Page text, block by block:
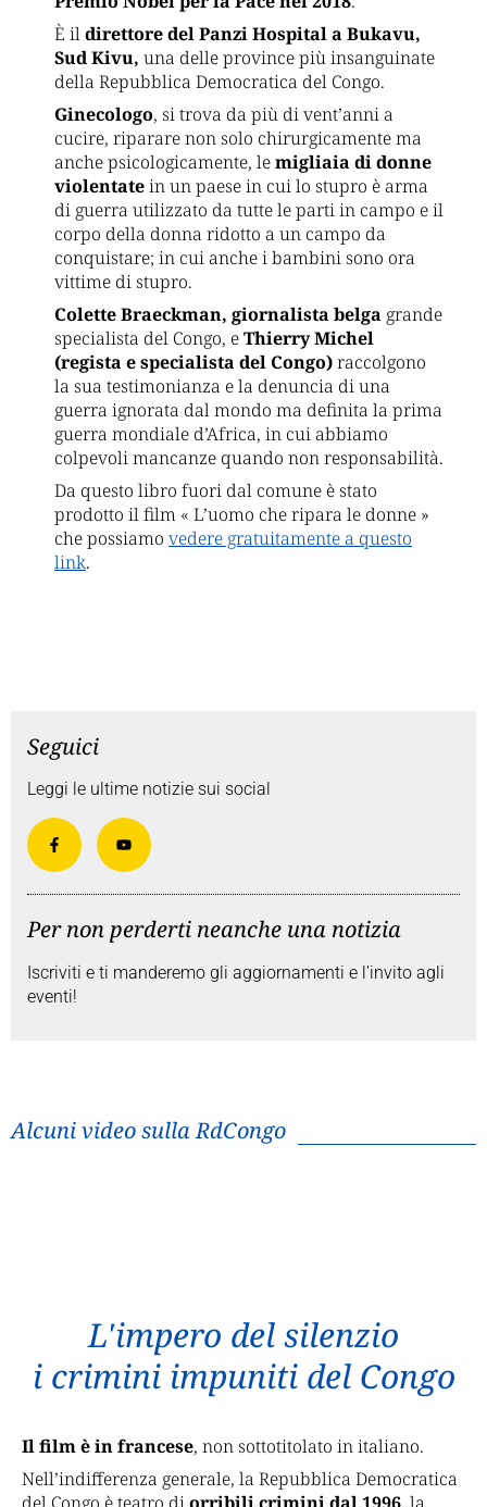
È ildirettore del Panzi Hospital a Bukavu,
Sud Kivu, una delle province più insanguinate
della Repubblica Democratica del Congo.
Ginecologo, si trova da più di vent’anni a
cucire, riparare non solo chirurgicamente ma
anche psicologicamente, lemigliaia di donne
violentatein un paese in cui lo stupro è arma
di guerra utilizzato da tutte le parti in campo e il
corpo della donna ridotto a un campo da
conquistare; in cui anche i bambini sono ora
vittime di stupro.
Colette Braeckman, giornalista belga grande
specialista del Congo, eThierry Michel
(regista e specialista del Congo)raccolgono
la sua testimonianza e la denuncia di una
guerra ignorata dal mondo ma definita la prima
guerra mondiale d’Africa, in cui abbiamo
colpevoli mancanze quando non responsabilità.
Da questo libro fuori dal comune è stato
prodotto il film « L’uomo che ripara le donne »
che possiamo vedere gratuitamente a questo
link.
Seguici
Leggi le ultime notizie sui social
Per non perderti neanche una notizia
Iscriviti e ti manderemo gli aggiornamenti e l’invito agli
eventi!
Alcuni video sulla RdCongo
L'impero del silenzio
i crimini impuniti del Congo
Il film è in francese, non sottotitolato in italiano.
Nell’indifferenza generale, la Repubblica Democratica
del Congo è teatro diorribili crimini dal 1996, la